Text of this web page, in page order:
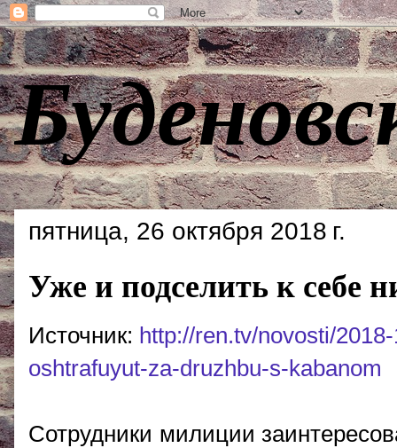
пятница, 26 октября 2018 г.
Уже и подселить к себе
Источник: http://ren.tv/novosti/
oshtrafuyut-za-druzhbu-s-kabanom
Сотрудники милиции